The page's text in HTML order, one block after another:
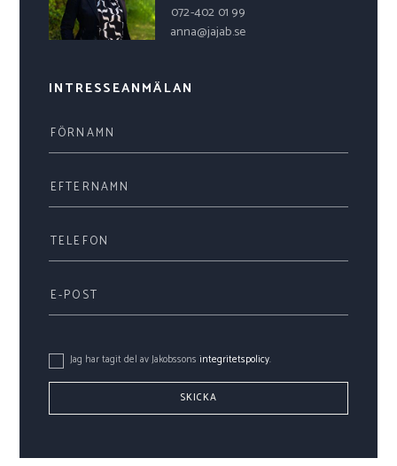
072-402 01 99
anna@jajab.se
INTRESSEANMÄLAN
Jag har tagit del av Jakobssons integritetspolicy.
SKICKA